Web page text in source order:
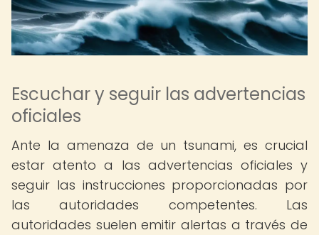
Escuchar y seguir las advertencias
oficiales
Ante la amenaza de un tsunami, es crucial
estar atento a las advertencias oficiales y
seguir las instrucciones proporcionadas por
las autoridades competentes. Las
autoridades suelen emitir alertas a través de